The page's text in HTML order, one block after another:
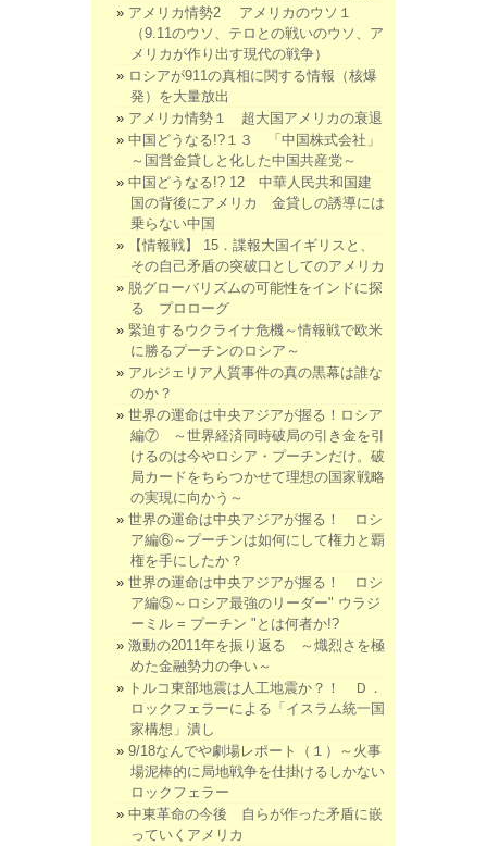
アメリカ情勢2 アメリカのウソ１
（9.11のウソ、テロとの戦いのウソ、ア
メリカが作り出す現代の戦争）
ロシアが911の真相に関する情報（核爆
発）を大量放出
アメリカ情勢１ 超大国アメリカの衰退
中国どうなる!?１３ 「中国株式会社」
～国営金貸しと化した中国共産党～
中国どうなる!? 12 中華人民共和国建
国の背後にアメリカ 金貸しの誘導には
乗らない中国
【情報戦】 15．諜報大国イギリスと、
その自己矛盾の突破口としてのアメリカ
脱グローバリズムの可能性をインドに探
る プロローグ
緊迫するウクライナ危機～情報戦で欧米
に勝るプーチンのロシア～
アルジェリア人質事件の真の黒幕は誰な
のか？
世界の運命は中央アジアが握る！ロシア
編⑦ ～世界経済同時破局の引き金を引
けるのは今やロシア・プーチンだけ。破
局カードをちらつかせて理想の国家戦略
の実現に向かう～
世界の運命は中央アジアが握る！ ロシ
ア編⑥～プーチンは如何にして権力と覇
権を手にしたか？
世界の運命は中央アジアが握る！ ロシ
ア編⑤～ロシア最強のリーダー" ウラジ
ーミル = プーチン "とは何者か!?
激動の2011年を振り返る ～熾烈さを極
めた金融勢力の争い～
トルコ東部地震は人工地震か？！ Ｄ．
ロックフェラーによる「イスラム統一国
家構想」潰し
9/18なんでや劇場レポート（１）～火事
場泥棒的に局地戦争を仕掛けるしかない
ロックフェラー
中東革命の今後 自らが作った矛盾に嵌
っていくアメリカ